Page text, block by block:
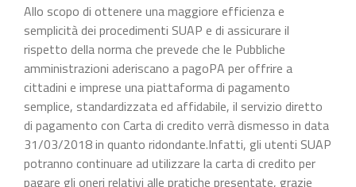
Allo scopo di ottenere una maggiore efficienza e
semplicità dei procedimenti SUAP e di assicurare il
rispetto della norma che prevede che le Pubbliche
amministrazioni aderiscano a pagoPA per offrire a
cittadini e imprese una piattaforma di pagamento
semplice, standardizzata ed affidabile, il servizio diretto
di pagamento con Carta di credito verrà dismesso in data
31/03/2018 in quanto ridondante.Infatti, gli utenti SUAP
potranno continuare ad utilizzare la carta di credito per
pagare gli oneri relativi alle pratiche presentate, grazie